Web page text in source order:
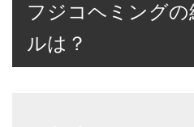
フジコヘミング
ルは？